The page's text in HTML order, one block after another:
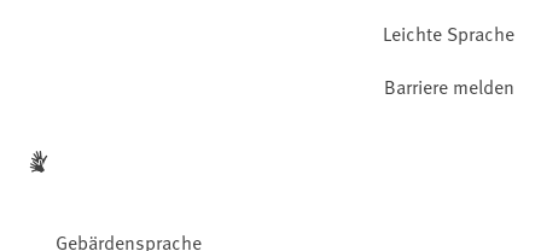
Leichte Sprache
Gebärdensprache
Barriere melden